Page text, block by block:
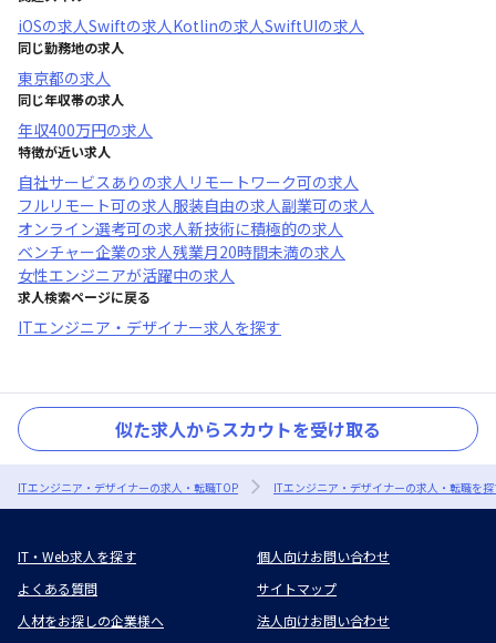
iOSの求人Swiftの求人Kotlinの求人SwiftUIの求人
同じ勤務地の求人
東京都の求人
同じ年収帯の求人
年収400万円の求人
特徴が近い求人
自社サービスあり の求人 リモートワーク可の求人
フルリモート可の求人服装自由の求人副業可の求人
オンライン選考可の求人新技術に積極的の求人
ベンチャー企業の求人残業月20時間未満の求人
女性エンジニアが活躍中の求人
求人検索ページに戻る
ITエンジニア・デザイナー求人を探す
似た求人からスカウトを受け取る
ITエンジニア・デザイナーの求人・転職TOP ITエンジニア・デザイナーの求人・転職を
IT・Web求人を探す
個人向けお問い合わせ
よくある質問
サイトマップ
人材をお探しの企業様へ
法人向けお問い合わせ